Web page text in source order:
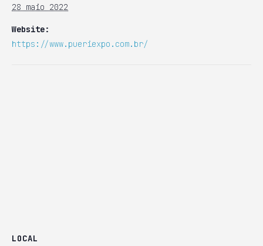
28 maio 2022
Website:
https://www.pueriexpo.com.br/
LOCAL